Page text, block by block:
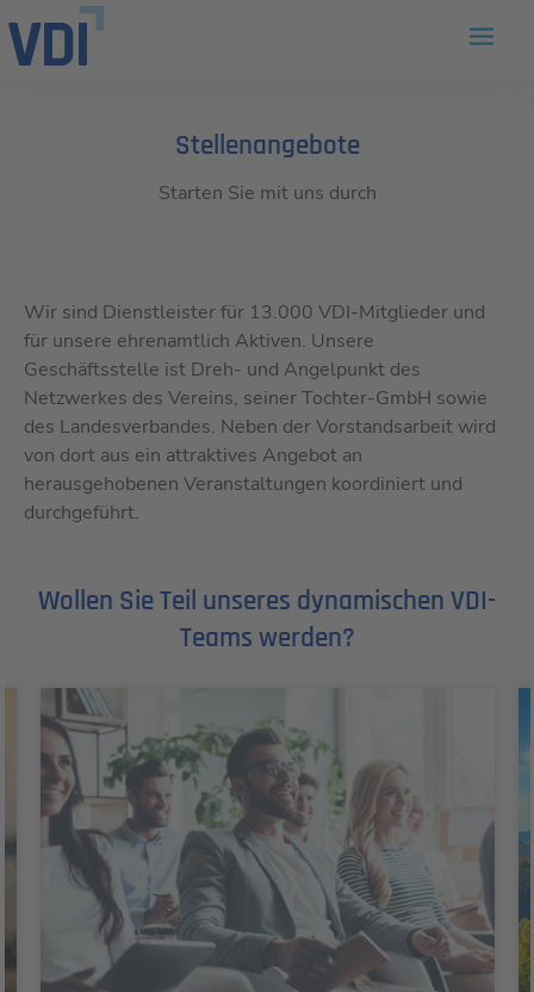
Stellenangebote
Starten Sie mit uns durch
Wir sind Dienstleister für 13.000 VDI-Mitglieder und
für unsere ehrenamtlich Aktiven. Unsere
Geschäftsstelle ist Dreh- und Angelpunkt des
Netzwerkes des Vereins, seiner Tochter-GmbH sowie
des Landesverbandes. Neben der Vorstandsarbeit wird
von dort aus ein attraktives Angebot an
herausgehobenen Veranstaltungen koordiniert und
durchgeführt.
Wollen Sie Teil unseres dynamischen VDI-
Teams werden?